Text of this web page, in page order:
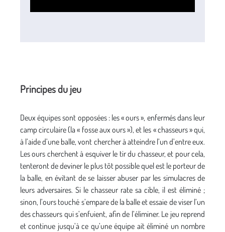
Principes du jeu
Deux équipes sont opposées : les « ours », enfermés dans leur
camp circulaire (la « fosse aux ours »), et les « chasseurs » qui,
à l’aide d’une balle, vont chercher à atteindre l’un d’entre eux.
Les ours cherchent à esquiver le tir du chasseur, et pour cela,
tenteront de deviner le plus tôt possible quel est le porteur de
la balle, en évitant de se laisser abuser par les simulacres de
leurs adversaires. Si le chasseur rate sa cible, il est éliminé ;
sinon, l’ours touché s’empare de la balle et essaie de viser l’un
des chasseurs qui s’enfuient, afin de l’éliminer. Le jeu reprend
et continue jusqu’à ce qu’une équipe ait éliminé un nombre